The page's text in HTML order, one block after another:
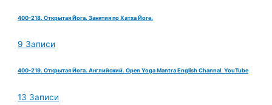
400-218. Открытая Йога. Занятия по Хатха Йоге.
9 Записи
400-219. Открытая Йога. Английский. Open Yoga Mantra English Channal. YouTube
13 Записи